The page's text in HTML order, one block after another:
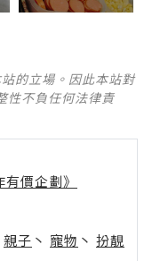
的立場。因此本站對
性不負任何法律責
價企劃》
親子 丶 寵物 丶 扮靚